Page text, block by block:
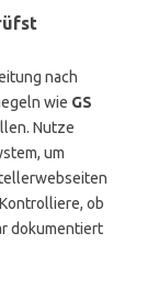
nach
wie GS
Nutze
um
ob
dokumentiert